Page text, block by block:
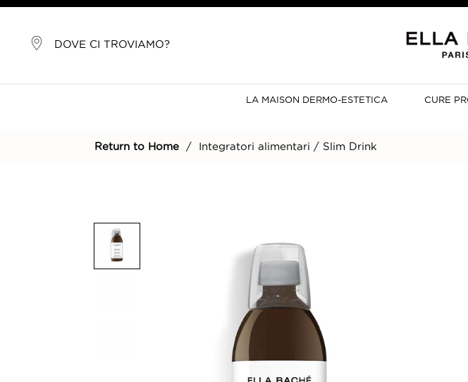
DOVE CI TROVIAMO?
LA MAISON DERMO-ESTETICA CURE
Return to Home / Integratori alimentari / Slim Drink